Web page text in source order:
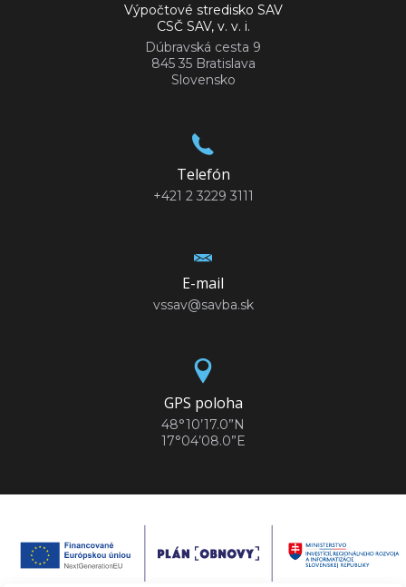
Výpočtové stredisko SAV
CSČ SAV, v. v. i.
Dúbravská cesta 9
845 35 Bratislava
Slovensko
Telefón
+421 2 3229 3111
E-mail
vssav@savba.sk
GPS poloha
48°10’17.0”N
17°04’08.0”E